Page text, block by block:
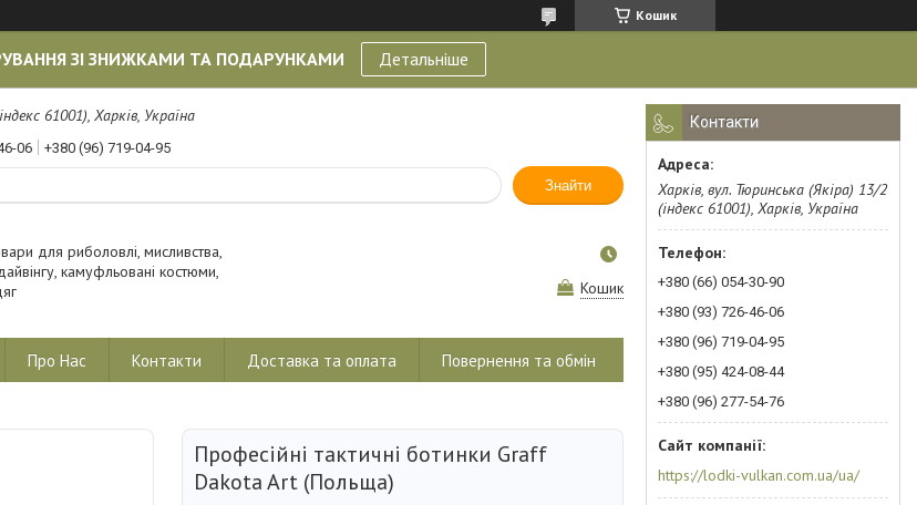
Кошик
ЗІ ЗНИЖКАМИ ТА ПОДАРУНКАМИ Детальніше
61001), Харків, Україна
06 +380 (96) 719-04-95
Знайти
для риболовлі, мисливства,
камуфльовані костюми,
Кошик
Про Нас Контакти Доставка та оплата Повернення та обмін
Професійні тактичні ботинки Graff
Dakota Art (Польща)
Контакти
Харків, вул. Тюринська (Якіра) 13/2
(індекс 61001), Харків, Україна
+380 (66) 054-30-90
+380 (93) 726-46-06
+380 (96) 719-04-95
+380 (95) 424-08-44
+380 (96) 277-54-76
https://lodki-vulkan.com.ua/ua/